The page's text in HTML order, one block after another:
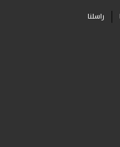
راسلنا